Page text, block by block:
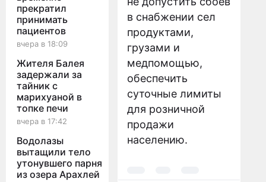
прекратил
принимать
пациентов
вчера в 18:09
Жителя Балея
задержали за
тайник с
марихуаной в
топке печи
вчера в 17:42
Водолазы
вытащили тело
утонувшего парня
из озера Арахлей
в снабжении сел
продуктами,
грузами и
медпомощью,
обеспечить
суточные лимиты
для розничной
продажи
населению.